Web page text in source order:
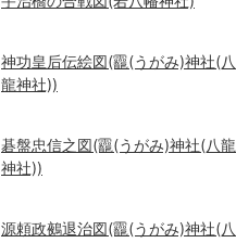
神功皇后伝絵図(龗(うがみ)神社(八
龍神社))
碁盤忠信之図(龗(うがみ)神社(八龍
神社))
源頼政鵺退治図(龗(うがみ)神社(八